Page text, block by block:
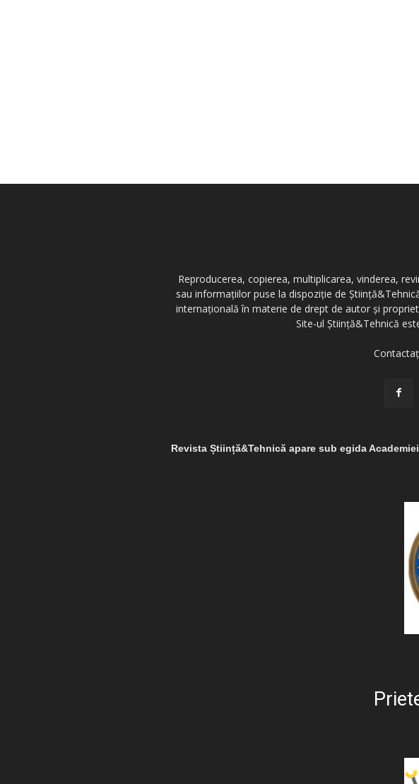
Reproducerea, copierea, multiplicarea, vinderea,
sau informațiilor puse la dispoziție de
internațională în materie de drept de autor și
Site-ul Știință&Tehnică
Revista Știință&Tehnică apare sub egida